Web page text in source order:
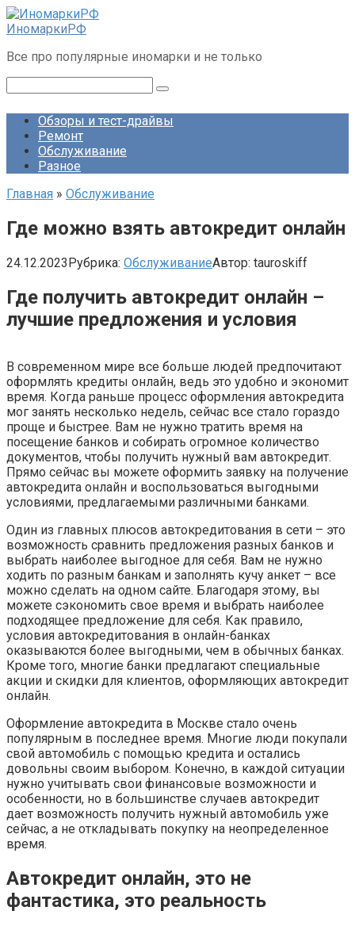
Перейти
к
ИномаркиРФ
Все про популярные иномарки и не только
Обзоры и тест-драйвы
Ремонт
Обслуживание
Разное
Главная » Обслуживание
Где можно взять автокредит онлайн
24.12.2023Рубрика: ОбслуживаниеАвтор: tauroskiff
Где получить автокредит онлайн –
лучшие предложения и условия
В современном мире все больше людей предпочитают
оформлять кредиты онлайн, ведь это удобно и экономит
время. Когда раньше процесс оформления автокредита
мог занять несколько недель, сейчас все стало гораздо
проще и быстрее. Вам не нужно тратить время на
посещение банков и собирать огромное количество
документов, чтобы получить нужный вам автокредит.
Прямо сейчас вы можете оформить заявку на получение
автокредита онлайн и воспользоваться выгодными
условиями, предлагаемыми различными банками.
Один из главных плюсов автокредитования в сети – это
возможность сравнить предложения разных банков и
выбрать наиболее выгодное для себя. Вам не нужно
ходить по разным банкам и заполнять кучу анкет – все
можно сделать на одном сайте. Благодаря этому, вы
можете сэкономить свое время и выбрать наиболее
подходящее предложение для себя. Как правило,
условия автокредитования в онлайн-банках
оказываются более выгодными, чем в обычных банках.
Кроме того, многие банки предлагают специальные
акции и скидки для клиентов, оформляющих автокредит
онлайн.
Оформление автокредита в Москве стало очень
популярным в последнее время. Многие люди покупали
свой автомобиль с помощью кредита и остались
довольны своим выбором. Конечно, в каждой ситуации
нужно учитывать свои финансовые возможности и
особенности, но в большинстве случаев автокредит
дает возможность получить нужный автомобиль уже
сейчас, а не откладывать покупку на неопределенное
время.
Автокредит онлайн, это не
фантастика, это реальность